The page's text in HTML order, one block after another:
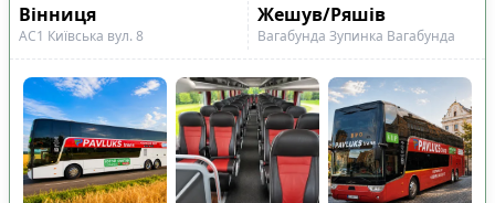
Вінниця
Жешув/Ряшів
АС1 Київська вул. 8 Вагабунда Зупинка Вагабунда